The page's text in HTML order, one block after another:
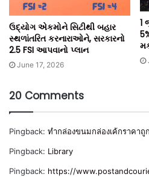
ઉદ્યોગ એકમોને સિટીથી બહાર
સ્થળાંતરિત કરનારાઓને, સરકારનો
2.5 FSI આપવાનો પ્લાન
June 17, 2026
1
20 Comments
Pingback: ทำกล่องขนมกล่องเค้กราคาถูก
Pingback: Library
Pingback: https://